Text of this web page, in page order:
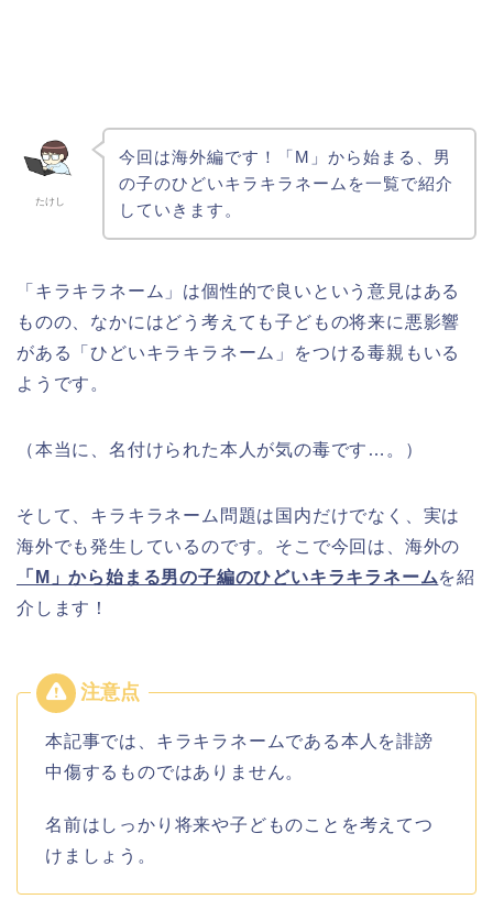
たけし
今回は海外編です！「M」から始まる、男
の子のひどいキラキラネームを一覧で紹介
していきます。
「キラキラネーム」は個性的で良いという意見はある
ものの、なかにはどう考えても子どもの将来に悪影響
がある「ひどいキラキラネーム」をつける毒親もいる
ようです。
（本当に、名付けられた本人が気の毒です…。）
そして、キラキラネーム問題は国内だけでなく、実は
海外でも発生しているのです。そこで今回は、海外の
「M」から始まる男の子編のひどいキラキラネームを紹
介します！
本記事では、キラキラネームである本人を誹謗
中傷するものではありません。
名前はしっかり将来や子どものことを考えてつ
けましょう。